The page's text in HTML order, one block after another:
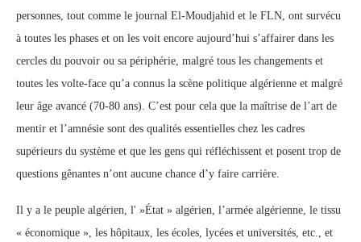
personnes, tout comme le journal El-Moudjahid et le FLN, ont survécu
à toutes les phases et on les voit encore aujourd’hui s’affairer dans les
cercles du pouvoir ou sa périphérie, malgré tous les changements et
toutes les volte-face qu’a connus la scène politique algérienne et malgré
leur âge avancé (70-80 ans). C’est pour cela que la maîtrise de l’art de
mentir et l’amnésie sont des qualités essentielles chez les cadres
supérieurs du système et que les gens qui réfléchissent et posent trop de
questions gênantes n’ont aucune chance d’y faire carrière.
Il y a le peuple algérien, l' »État » algérien, l’armée algérienne, le tissu
« économique », les hôpitaux, les écoles, lycées et universités, etc., et